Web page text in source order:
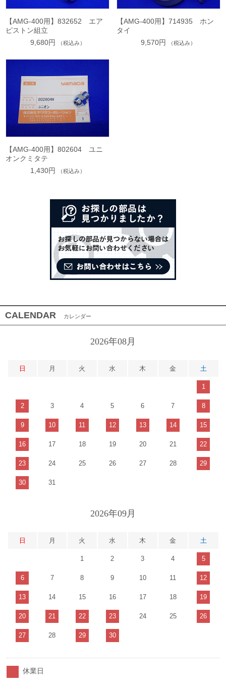
【AMG-400用】832652 エア
ピストン組立
9,680円
（税込み）
【AMG-400用】714935 ホン
タイ
9,570円
（税込み）
【AMG-400用】802604 ユニ
オンクミタテ
1,430円
（税込み）
CALENDAR カレンダー
2026年08月
日 月 火 水 木 金 土
1
2 3 4 5 6 7 8
9 10 11 12 13 14 15
16 17 18 19 20 21 22
23 24 25 26 27 28 29
30 31
2026年09月
日 月 火 水 木 金 土
1 2 3 4 5
6 7 8 9 10 11 12
13 14 15 16 17 18 19
20 21 22 23 24 25 26
27 28 29 30
休業日